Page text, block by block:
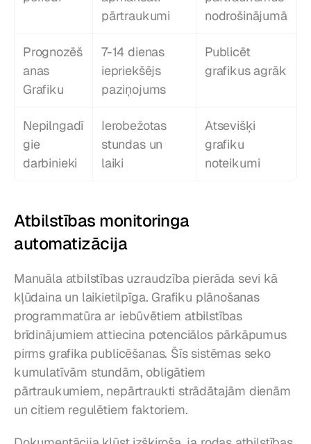
pārtraukumi
nodrošinājumā
Prognozēš
anas
Grafiku
7-14 dienas
iepriekšējs
paziņojums
Publicēt
grafikus agrāk
Nepilngadī
gie
darbinieki
Ierobežotas
stundas un
laiki
Atsevišķi
grafiku
noteikumi
Atbilstības monitoringa
automatizācija
Manuāla atbilstības uzraudzība pierāda sevi kā
kļūdaina un laikietilpīga. Grafiku plānošanas
programmatūra ar iebūvētiem atbilstības
brīdinājumiem attiecina potenciālos pārkāpumus
pirms grafika publicēšanas. Šīs sistēmas seko
kumulatīvām stundām, obligātiem
pārtraukumiem, nepārtraukti strādātajām dienām
un citiem regulētiem faktoriem.